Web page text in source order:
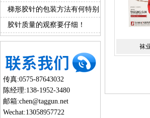
梯形胶针的包装方法有何特别
之处？
胶针质量的观察要仔细！
传真:0575-87643032
陈经理:138-1952-3480
邮箱:chen@taggun.net
Wechat:13058957722
袜